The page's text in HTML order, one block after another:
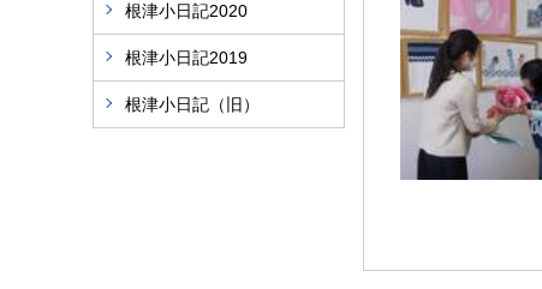
根津小日記2020
根津小日記2019
根津小日記（旧）